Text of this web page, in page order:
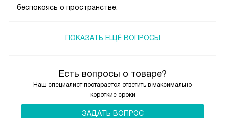
Есть вопросы о товаре?
Наш специалист постарается ответить в максимально
короткие сроки
ЗАДАТЬ ВОПРОС
беспокоясь о пространстве.
ПОКАЗАТЬ ЕЩЁ ВОПРОСЫ